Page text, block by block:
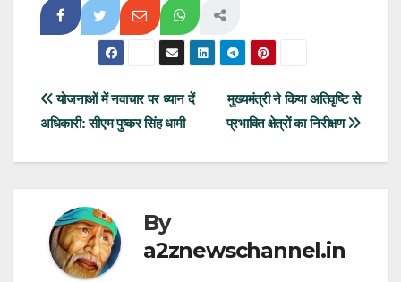
Post
navigation
मुख्यमंत्री ने किया अतिवृष्टि से
प्रभावित क्षेत्रों का निरीक्षण
योजनाओं में नवाचार पर ध्यान दें
अधिकारी: सीएम पुष्कर सिंह धामी
By
a2znewschannel.in